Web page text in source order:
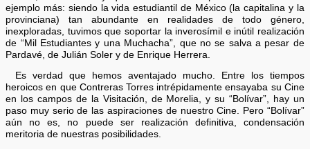
ejemplo más: siendo la vida estudiantil de México (la capitalina y la
provinciana) tan abundante en realidades de todo género,
inexploradas, tuvimos que soportar la inverosímil e inútil realización
de “Mil Estudiantes y una Muchacha”, que no se salva a pesar de
Pardavé, de Julián Soler y de Enrique Herrera.
Es verdad que hemos aventajado mucho. Entre los tiempos
heroicos en que Contreras Torres intrépidamente ensayaba su Cine
en los campos de la Visitación, de Morelia, y su “Bolívar”, hay un
paso muy serio de las aspiraciones de nuestro Cine. Pero “Bolívar”
aún no es, no puede ser realización definitiva, condensación
meritoria de nuestras posibilidades.